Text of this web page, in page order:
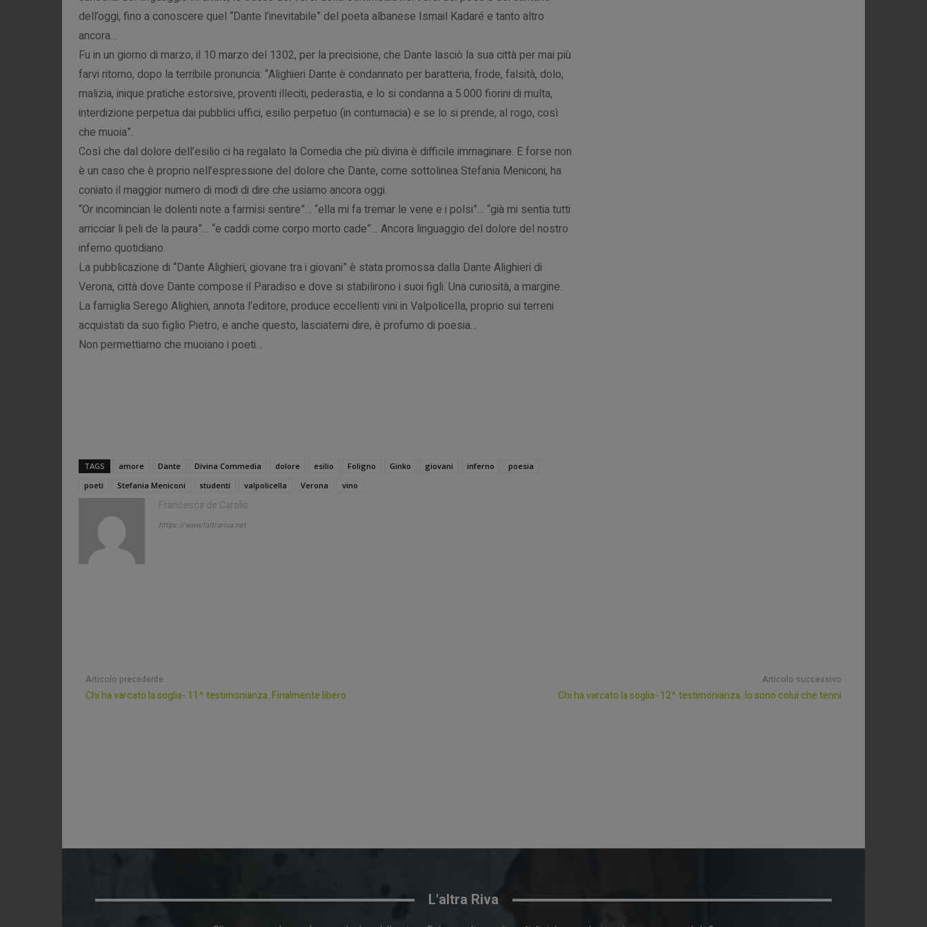
dell’oggi, fino a conoscere quel “Dante l’inevitabile” del poeta albanese Ismail Kadaré e tanto altro
ancora…
Fu in un giorno di marzo, il 10 marzo del 1302, per la precisione, che Dante lasciò la sua città per mai più
farvi ritorno, dopo la terribile pronuncia: “Alighieri Dante è condannato per baratteria, frode, falsità, dolo,
malizia, inique pratiche estorsive, proventi illeciti, pederastia, e lo si condanna a 5.000 fiorini di multa,
interdizione perpetua dai pubblici uffici, esilio perpetuo (in contumacia) e se lo si prende, al rogo, così
che muoia”.
Così che dal dolore dell’esilio ci ha regalato la Comedia che più divina è difficile immaginare. E forse non
è un caso che è proprio nell’espressione del dolore che Dante, come sottolinea Stefania Meniconi, ha
coniato il maggior numero di modi di dire che usiamo ancora oggi.
“Or incomincian le dolenti note a farmisi sentire”… “ella mi fa tremar le vene e i polsi”… “già mi sentia tutti
arricciar li peli de la paura”… “e caddi come corpo morto cade”… Ancora linguaggio del dolore del nostro
inferno quotidiano.
La pubblicazione di “Dante Alighieri, giovane tra i giovani” è stata promossa dalla Dante Alighieri di
Verona, città dove Dante compose il Paradiso e dove si stabilirono i suoi figli. Una curiosità, a margine.
La famiglia Serego Alighieri, annota l’editore, produce eccellenti vini in Valpolicella, proprio sui terreni
acquistati da suo figlio Pietro, e anche questo, lasciatemi dire, è profumo di poesia…
Non permettiamo che muoiano i poeti…
TAGS amore Dante Divina Commedia dolore esilio Foligno Ginko giovani inferno
poesia
poeti
Stefania Meniconi studenti valpolicella Verona vino
Francesca de Carolis
https://www.laltrariva.net
Articolo precedente
Chi ha varcato la soglia- 11^ testimonianza. Finalmente libero
Articolo successivo
Chi ha varcato la soglia- 12^ testimonianza. Io sono colui che tenni
L'altra Riva